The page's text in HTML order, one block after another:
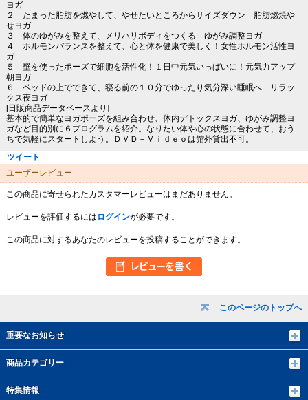
このページのトップへ
重要なお知らせ
商品カテゴリー
特集情報
ヨガ
２ たまった脂肪を燃やして、やせたいところからサイズダウン 脂肪燃焼や
せヨガ
３ 体のゆがみを整えて、メリハリボディをつくる ゆがみ調整ヨガ
４ ホルモンバランスを整えて、心と体を健康で美しく！女性ホルモン活性ヨ
ガ
５ 壁を使ったポーズで細胞を活性化！１日中元気いっぱいに！元気力アップ
朝ヨガ
６ ベッドの上でできて、寝る前の１０分でゆったり気分深い睡眠へ リラッ
クス夜ヨガ
[日販商品データベースより]
基本的で簡単なヨガポーズを組み合わせ、体内デトックスヨガ、ゆがみ調整ヨ
ガなど目的別に６プログラムを紹介。なりたい体や心の状態に合わせて、おう
ちで気軽にスタートしよう。ＤＶＤ－Ｖｉｄｅｏは館外貸出不可。
ツイート
ユーザーレビュー
この商品に寄せられたカスタマーレビューはまだありません。
レビューを評価するには ログインが必要です。
この商品に対するあなたのレビューを投稿することができます。